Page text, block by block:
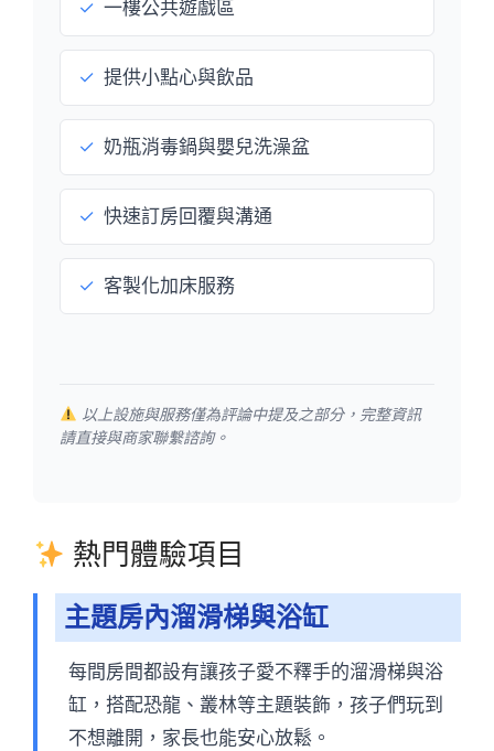
✓ 一樓公共遊戲區
✓ 提供小點心與飲品
✓ 奶瓶消毒鍋與嬰兒洗澡盆
✓ 快速訂房回覆與溝通
✓ 客製化加床服務
以上設施與服務僅為評論中提及之部分，完整資訊
請直接與商家聯繫諮詢。
熱門體驗項目
主題房內溜滑梯與浴缸
每間房間都設有讓孩子愛不釋手的溜滑梯與浴
缸，搭配恐龍、叢林等主題裝飾，孩子們玩到
不想離開，家長也能安心放鬆。